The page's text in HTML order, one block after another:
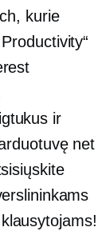
kurie
ir
net